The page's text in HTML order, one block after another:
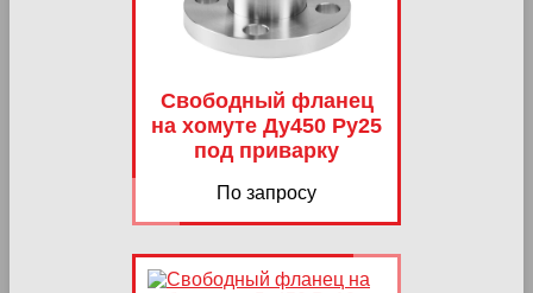
Свободный фланец
на хомуте Ду450 Ру25
под приварку
По запросу